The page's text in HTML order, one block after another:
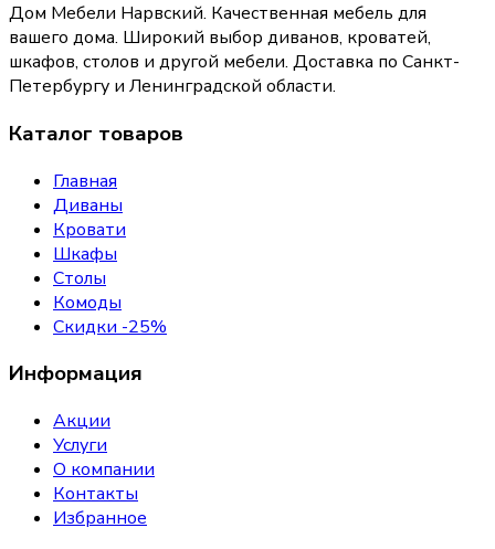
Дом Мебели Нарвский. Качественная мебель для
вашего дома. Широкий выбор диванов, кроватей,
шкафов, столов и другой мебели. Доставка по Санкт-
Петербургу и Ленинградской области.
Каталог товаров
Главная
Диваны
Кровати
Шкафы
Столы
Комоды
Скидки -25%
Информация
Акции
Услуги
О компании
Контакты
Избранное